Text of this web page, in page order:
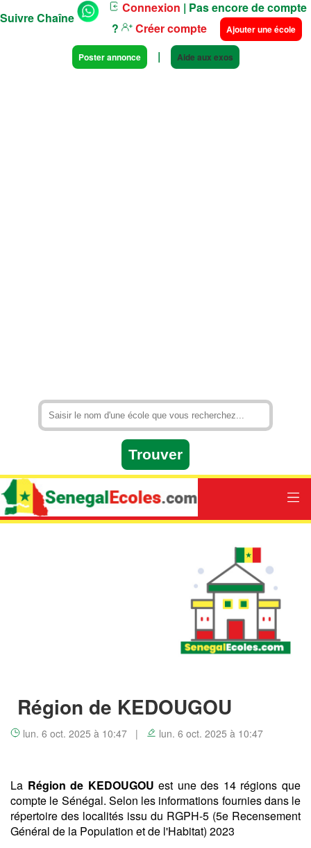
Suivre Chaîne
Connexion | Pas encore de compte
?
Créer compte Ajouter une école
Poster annonce | Aide aux exos
Région de KEDOUGOU
lun. 6 oct. 2025 à 10:47 | lun. 6 oct. 2025 à 10:47
La Région de KEDOUGOU est une des 14 régions que
compte le Sénégal. Selon les informations fournies dans le
répertoire des localités issu du RGPH-5 (5e Recensement
Général de la Population et de l'Habitat) 2023